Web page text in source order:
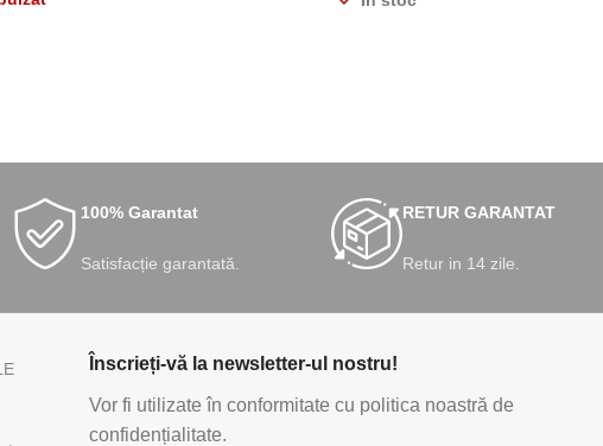
100% Garantat
Satisfacție garantată.
RETUR GARANTAT
Retur in 14 zile.
Înscrieți-vă la newsletter-ul nostru!
Vor fi utilizate în conformitate cu politica noastră de
confidențialitate.